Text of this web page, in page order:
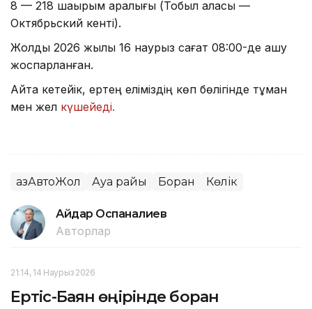
8 — 218 шақырым аралығы (Тобыл қаласы —
Октябрьский кенті).
Жолды 2026 жылы 16 наурыз сағат 08:00-де ашу
жоспарланған.
Айта кетейік, ертең еліміздің көп бөлігінде тұман
мен жел күшейеді.
ҚазАвтоЖол Ауа райы Боран Көлік
Айдар Оспаналиев
Авторлар
21:14, 14 Наурыз 2026
Ертіс-Баян өңірінде боран